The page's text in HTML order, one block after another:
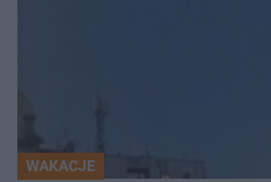
WAKACJE